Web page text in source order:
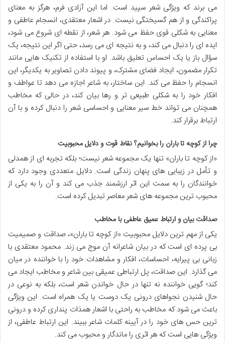
می برند که ویژگی شعر سپید است. اما این آزادی فرم، هرگز به معنای
پراکندگی و از هم گسیختگی نیست. در اشعار معتقدی، انسجام عاطفی و
معنایی به شکلی قوی حفظ می شود. هر شعر، از نقطه ای شروع می شود،
ایده ای را دنبال می کند، و به نتیجه ای می رسد، حتی اگر این نتیجه، یک
سؤال باز یا یک احساس تعلیق باشد. او با استفاده از تکنیک هایی مانند
تکرار مضمون، ایجاد فضای مشترک، و پیوند دادن تصاویر به یکدیگر، این
انسجام را حفظ می کند. این ساختار، به شاعر اجازه می دهد تا عواطف و
افکار خود را به شکلی طبیعی تر و رها بیان کند، در حالی که مخاطب
همچنان می تواند خط سیر معنایی و احساسی شعر را دنبال کرده و با آن
ارتباط برقرار کند.
چرا از کوچه تا باران را بخوانیم؟ نقاط قوت و دلایل محبوبیت
«از کوچه تا باران» تنها یک مجموعه شعر نیست؛ بلکه تجربه ای از همدلی
و تأمل در زیبایی های پنهان زندگی است. دلایل متعددی وجود دارد که
خوانندگان را به سمت این اثر ارزشمند جذب می کند و آن را به یکی از
محبوب ترین مجموعه های شعر معاصر تبدیل کرده است.
صداقت بیان و ارتباط عمیق عاطفی با مخاطب
یکی از مهم ترین دلایل محبوبیت «از کوچه تا باران»، صداقت و صمیمیت
بی پرده ای است که در بیان شاعرانه آن موج می زند. محمود معتقدی با
زبانی بی پیرایه، احساسات، افکار و مشاهدات خود را با خواننده در میان
می گذارد. این صداقت، پل ارتباطی عمیقی بین شاعر و مخاطب ایجاد می
کند؛ گویی خواننده نه تنها در حال خواندن شعر است، بلکه به نوعی در
حال شنیدن نجواهای درونی یک دوست یا یک همراه است. این ویژگی
باعث می شود که مخاطب به راحتی با اشعار همذات پنداری کرده و درونی
ترین حس های خود را در آیینه کلمات شاعر ببیند. این ارتباط عاطفی، از
ویژگی هایی است که هر اثری را ماندگار و محبوب می کند.